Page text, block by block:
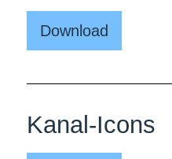
Download
Kanal-Icons